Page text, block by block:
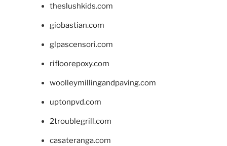
theslushkids.com
giobastian.com
glpascensori.com
rifloorepoxy.com
woolleymillingandpaving.com
uptonpvd.com
2troublegrill.com
casateranga.com